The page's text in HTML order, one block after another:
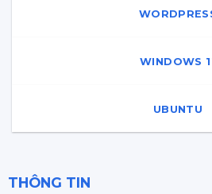
WINDOWS
UBUNTU
THÔNG TIN